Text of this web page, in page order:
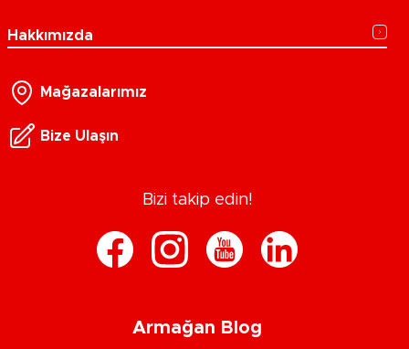
Hakkımızda
Mağazalarımız
Bize Ulaşın
Bizi takip edin!
Armağan Blog